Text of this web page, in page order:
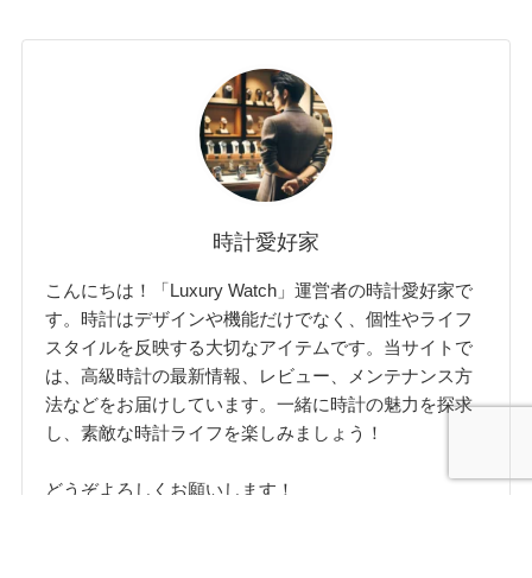
時計愛好家
こんにちは！「Luxury Watch」運営者の時計愛好家で
す。時計はデザインや機能だけでなく、個性やライフ
スタイルを反映する大切なアイテムです。当サイトで
は、高級時計の最新情報、レビュー、メンテナンス方
法などをお届けしています。一緒に時計の魅力を探求
し、素敵な時計ライフを楽しみましょう！
どうぞよろしくお願いします！